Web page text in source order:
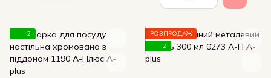
2
РОЗПРОДАЖ
2